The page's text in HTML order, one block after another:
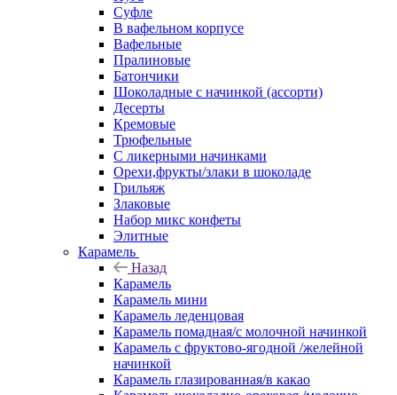
Суфле
В вафельном корпусе
Вафельные
Пралиновые
Батончики
Шоколадные с начинкой (ассорти)
Десерты
Кремовые
Трюфельные
С ликерными начинками
Орехи,фрукты/злаки в шоколаде
Грильяж
Злаковые
Набор микс конфеты
Элитные
Карамель
Назад
Карамель
Карамель мини
Карамель леденцовая
Карамель помадная/с молочной начинкой
Карамель с фруктово-ягодной /желейной
начинкой
Карамель глазированная/в какао